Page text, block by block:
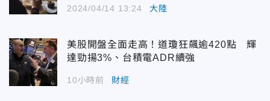
2024/04/14 13:24 大陸
美股開盤全面走高！道瓊狂飆逾420點 輝
達勁揚3%、台積電ADR續強
10小時前 財經